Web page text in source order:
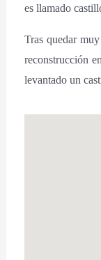
es llamado
Tras quedar
reconstrucción
levantado un